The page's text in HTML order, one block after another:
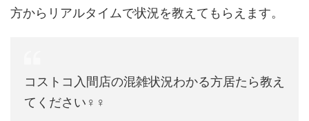
方からリアルタイムで状況を教えてもらえます。
コストコ入間店の混雑状況わかる方居たら教え
てください‍♀️‍♀️